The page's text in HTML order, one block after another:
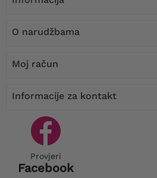
O narudžbama
Moj račun
Informacije za kontakt
Provjeri
Facebook